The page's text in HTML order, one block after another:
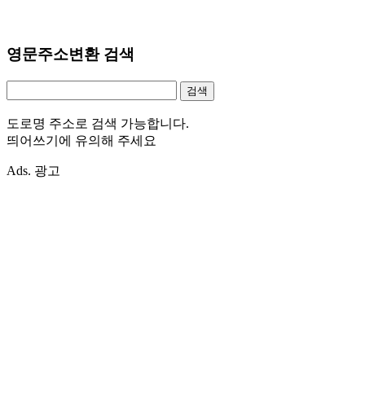
영문주소변환 검색
도로명 주소로 검색 가능합니다.
띄어쓰기에 유의해 주세요
Ads. 광고